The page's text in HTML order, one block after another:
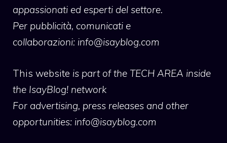
appassionati ed esperti del settore.
Per pubblicità, comunicati e
collaborazioni: info@isayblog.com
This website is part of the TECH AREA inside
the IsayBlog! network
For advertising, press releases and other
opportunities: info@isayblog.com